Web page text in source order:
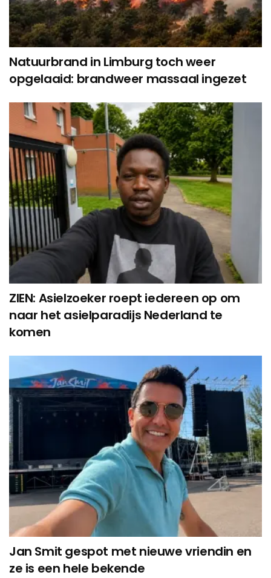
Natuurbrand in Limburg toch weer
opgelaaid: brandweer massaal ingezet
ZIEN: Asielzoeker roept iedereen op om
naar het asielparadijs Nederland te
komen
Jan Smit gespot met nieuwe vriendin en
ze is een hele bekende